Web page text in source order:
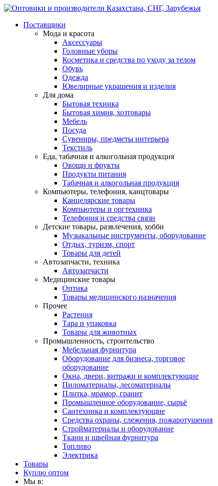
Поставщики
Мода и красота
Аксессуары
Головные уборы
Косметика и средства по уходу за телом
Обувь
Одежда
Ювелирные украшения и изделия
Для дома
Бытовая техника
Бытовая химия, хозтовары
Мебель
Посуда
Сувениры, предметы интерьера
Текстиль
Еда, табачная и алкогольная продукция
Овощи и фрукты
Продукты питания
Табачная и алкогольная продукция
Компьютеры, телефония, канцтовары
Канцелярские товары
Компьютеры и оргтехника
Телефония и средства связи
Детские товары, развлечения, хобби
Музыкальные инструменты, оборудование
Отдых, туризм, спорт
Товары для детей
Автозапчасти, техника
Автозапчасти
Медицинские товары
Оптика
Товары медицинского назначения
Прочее
Растения
Тара и упаковка
Товары для животных
Промышленность, строительство
Мебельная фурнитура
Оборудование для бизнеса, торговое
оборудование
Окна, двери, витражи и комплектующие
Пиломатериалы, лесоматериалы
Плитка, мрамор, гранит
Промышленное оборудование, сырьё
Сантехника и комплектующие
Средства охраны, слежения, пожаротушения
Стройматериалы и оборудование
Ткани и швейная фурнитура
Топливо
Электрика
Товары
Куплю оптом
Мы в: